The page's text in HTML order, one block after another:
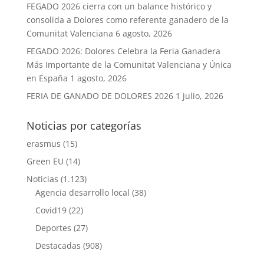
FEGADO 2026 cierra con un balance histórico y
consolida a Dolores como referente ganadero de la
Comunitat Valenciana 6 agosto, 2026
FEGADO 2026: Dolores Celebra la Feria Ganadera
Más Importante de la Comunitat Valenciana y Única
en España 1 agosto, 2026
FERIA DE GANADO DE DOLORES 2026 1 julio, 2026
Noticias por categorías
erasmus (15)
Green EU (14)
Noticias (1.123)
Agencia desarrollo local (38)
Covid19(22)
Deportes (27)
Destacadas (908)